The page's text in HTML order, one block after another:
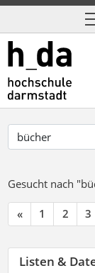
Gesucht nach
« 1 2 3
Listen &